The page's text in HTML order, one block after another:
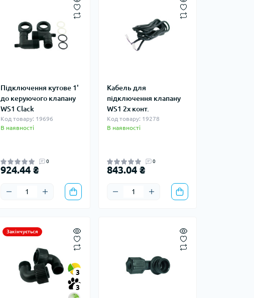
Підключення кутове 1'
до керуючого клапану
WS1 Clack
Код товару: 19696
В наявності
0
924.44 ₴
Кабель для
підключення клапану
WS1 2х конт.
Код товару: 19278
В наявності
0
843.04 ₴
Закінчується
3
3